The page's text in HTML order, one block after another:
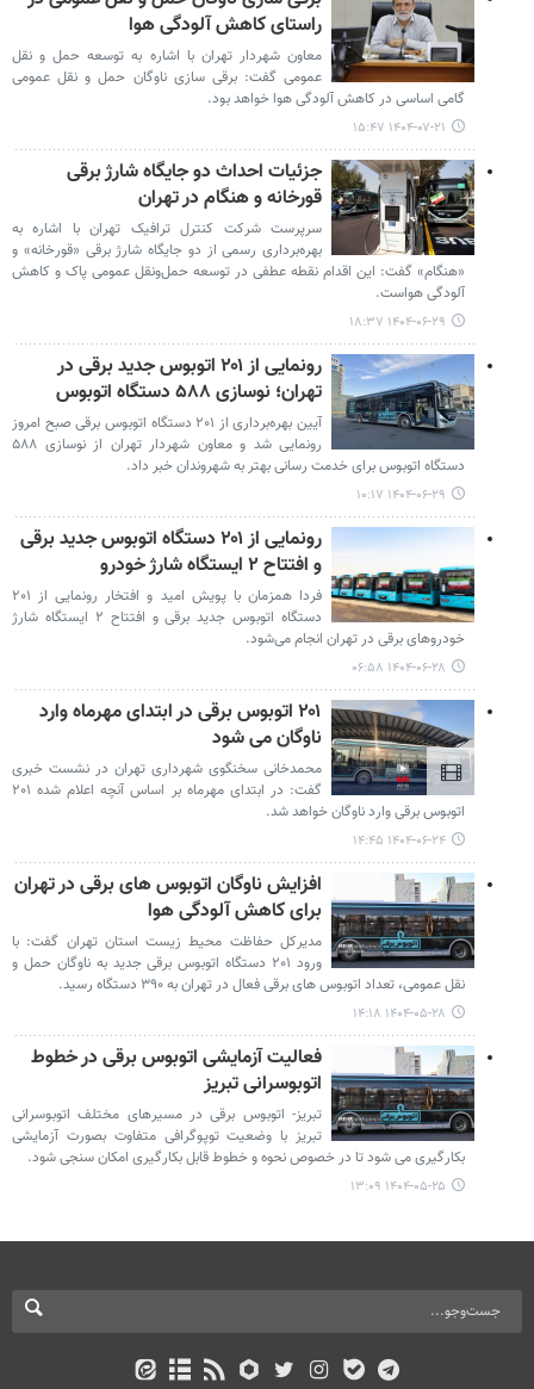
راستای کاهش آلودگی هوا
معاون شهردار تهران با اشاره به توسعه حمل و نقل
عمومی گفت: برقی سازی ناوگان حمل و نقل عمومی
گامی اساسی در کاهش آلودگی هوا خواهد بود.
۱۴۰۴-۰۷-۲۱ ۱۵:۴۷
جزئیات احداث دو جایگاه شارژ برقی
قورخانه و هنگام در تهران
سرپرست شرکت کنترل ترافیک تهران با اشاره به
بهره‌برداری رسمی از دو جایگاه شارژ برقی «قورخانه» و
«هنگام» گفت: این اقدام نقطه عطفی در توسعه حمل‌ونقل عمومی پاک و کاهش
آلودگی هواست.
۱۴۰۴-۰۶-۲۹ ۱۸:۳۷
رونمایی از ۲۰۱ اتوبوس جدید برقی در
تهران؛ نوسازی ۵۸۸ دستگاه اتوبوس
آیین بهره‌برداری از ۲۰۱ دستگاه اتوبوس برقی صبح امروز
رونمایی شد و معاون شهردار تهران از نوسازی ۵۸۸
دستگاه اتوبوس برای خدمت رسانی بهتر به شهروندان خبر داد.
۱۴۰۴-۰۶-۲۹ ۱۰:۱۷
رونمایی از ۲۰۱ دستگاه اتوبوس جدید برقی
و افتتاح ۲ ایستگاه شارژ خودرو
فردا همزمان با پویش امید و افتخار رونمایی از ۲۰۱
دستگاه اتوبوس جدید برقی و افتتاح ۲ ایستگاه شارژ
خودروهای برقی در تهران انجام می‌شود.
۱۴۰۴-۰۶-۲۸ ۰۶:۵۸
۲۰۱ اتوبوس برقی در ابتدای مهرماه وارد
ناوگان می شود
محمدخانی سخنگوی شهرداری تهران در نشست خبری
گفت: در ابتدای مهرماه بر اساس آنچه اعلام شده ۲۰۱
اتوبوس برقی وارد ناوگان خواهد شد.
۱۴۰۴-۰۶-۲۴ ۱۴:۴۵
افزایش ناوگان اتوبوس‌ های برقی در تهران
برای کاهش آلودگی هوا
مدیرکل حفاظت محیط زیست استان تهران گفت: با
ورود ۲۰۱ دستگاه اتوبوس برقی جدید به ناوگان حمل ‌و
نقل عمومی، تعداد اتوبوس ‌های برقی فعال در تهران به ۳۹۰ دستگاه رسید.
۱۴۰۴-۰۵-۲۸ ۱۴:۱۸
فعالیت آزمایشی اتوبوس برقی در خطوط
اتوبوسرانی تبریز
تبریز- اتوبوس برقی در مسیرهای مختلف اتوبوسرانی
تبریز با وضعیت توپوگرافی متفاوت بصورت آزمایشی
بکارگیری می شود تا در خصوص نحوه و خطوط قابل بکارگیری امکان سنجی شود.
۱۴۰۴-۰۵-۲۵ ۱۳:۰۹